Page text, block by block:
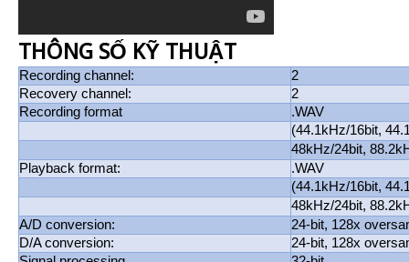
THÔNG SỐ KỸ THUẬT
Recording channel:
2
Recovery channel:
2
Recording format
.WAV
(44.1kHz/16bit,
48kHz/24bit,
Playback format:
.WAV
(44.1kHz/16bit,
48kHz/24bit,
A/D conversion:
24-bit, 128x
D/A conversion:
24-bit, 128x